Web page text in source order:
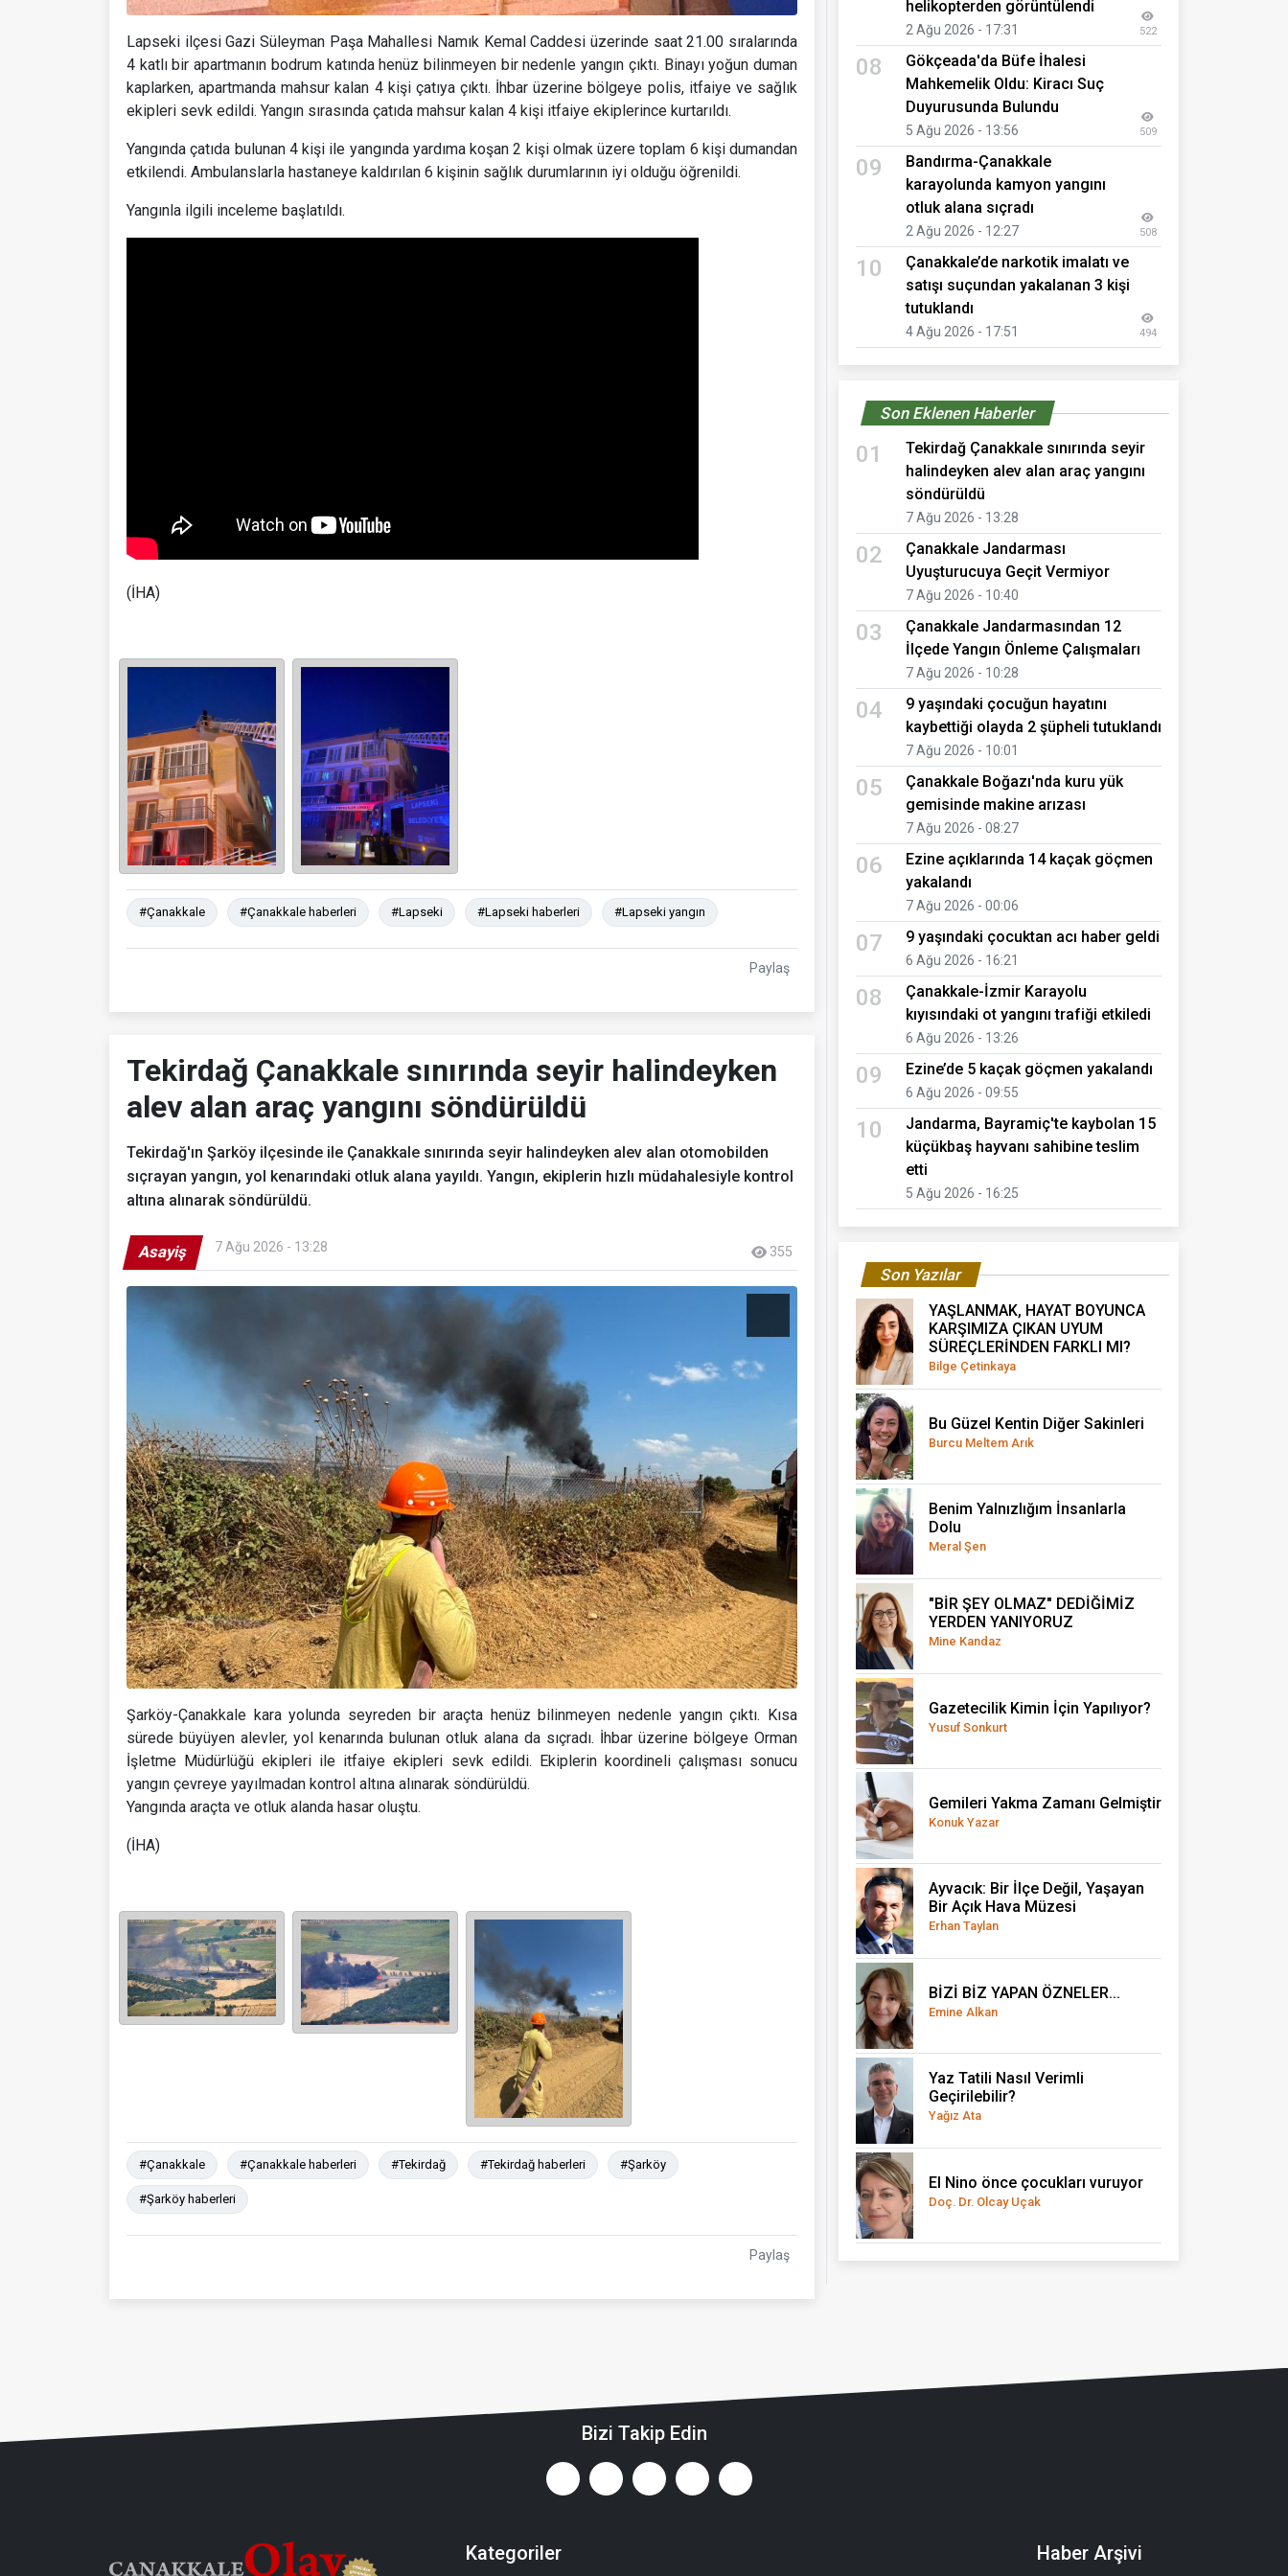
Lapseki ilçesi Gazi Süleyman Paşa Mahallesi Namık Kemal Caddesi üzerinde saat 21.00 sıralarında
4 katlı bir apartmanın bodrum katında henüz bilinmeyen bir nedenle yangın çıktı. Binayı yoğun duman
kaplarken, apartmanda mahsur kalan 4 kişi çatıya çıktı. İhbar üzerine bölgeye polis, itfaiye ve sağlık
ekipleri sevk edildi. Yangın sırasında çatıda mahsur kalan 4 kişi itfaiye ekiplerince kurtarıldı.
Yangında çatıda bulunan 4 kişi ile yangında yardıma koşan 2 kişi olmak üzere toplam 6 kişi dumandan
etkilendi. Ambulanslarla hastaneye kaldırılan 6 kişinin sağlık durumlarının iyi olduğu öğrenildi.
Yangınla ilgili inceleme başlatıldı.
(İHA)
#Çanakkale #Çanakkale haberleri #Lapseki #Lapseki haberleri #Lapseki yangın
Paylaş
Tekirdağ Çanakkale sınırında seyir halindeyken
alev alan araç yangını söndürüldü
Tekirdağ'ın Şarköy ilçesinde ile Çanakkale sınırında seyir halindeyken alev alan otomobilden
sıçrayan yangın, yol kenarındaki otluk alana yayıldı. Yangın, ekiplerin hızlı müdahalesiyle kontrol
altına alınarak söndürüldü.
Asayiş 7 Ağu 2026 - 13:28 355
Şarköy-Çanakkale kara yolunda seyreden bir araçta henüz bilinmeyen nedenle yangın çıktı. Kısa
sürede büyüyen alevler, yol kenarında bulunan otluk alana da sıçradı. İhbar üzerine bölgeye Orman
İşletme Müdürlüğü ekipleri ile itfaiye ekipleri sevk edildi. Ekiplerin koordineli çalışması sonucu
yangın çevreye yayılmadan kontrol altına alınarak söndürüldü.
Yangında araçta ve otluk alanda hasar oluştu.
(İHA)
#Çanakkale #Çanakkale haberleri #Tekirdağ #Tekirdağ haberleri #Şarköy
#Şarköy haberleri
Paylaş
helikopterden görüntülendi
2 Ağu 2026 - 17:31 522
08
Gökçeada'da Büfe İhalesi
Mahkemelik Oldu: Kiracı Suç
Duyurusunda Bulundu
5 Ağu 2026 - 13:56 509
09
Bandırma-Çanakkale
karayolunda kamyon yangını
otluk alana sıçradı
2 Ağu 2026 - 12:27 508
10
Çanakkale’de narkotik imalatı ve
satışı suçundan yakalanan 3 kişi
tutuklandı
4 Ağu 2026 - 17:51 494
Son Eklenen Haberler
01
Tekirdağ Çanakkale sınırında seyir
halindeyken alev alan araç yangını
söndürüldü
7 Ağu 2026 - 13:28
02
Çanakkale Jandarması
Uyuşturucuya Geçit Vermiyor
7 Ağu 2026 - 10:40
03
Çanakkale Jandarmasından 12
İlçede Yangın Önleme Çalışmaları
7 Ağu 2026 - 10:28
04
9 yaşındaki çocuğun hayatını
kaybettiği olayda 2 şüpheli tutuklandı
7 Ağu 2026 - 10:01
05
Çanakkale Boğazı'nda kuru yük
gemisinde makine arızası
7 Ağu 2026 - 08:27
06
Ezine açıklarında 14 kaçak göçmen
yakalandı
7 Ağu 2026 - 00:06
07 9 yaşındaki çocuktan acı haber geldi
6 Ağu 2026 - 16:21
08
Çanakkale-İzmir Karayolu
kıyısındaki ot yangını trafiği etkiledi
6 Ağu 2026 - 13:26
09 Ezine’de 5 kaçak göçmen yakalandı
6 Ağu 2026 - 09:55
10
Jandarma, Bayramiç'te kaybolan 15
küçükbaş hayvanı sahibine teslim
etti
5 Ağu 2026 - 16:25
Son Yazılar
YAŞLANMAK, HAYAT BOYUNCA
KARŞIMIZA ÇIKAN UYUM
SÜREÇLERİNDEN FARKLI MI?
Bilge Çetinkaya
Bu Güzel Kentin Diğer Sakinleri
Burcu Meltem Arık
Benim Yalnızlığım İnsanlarla
Dolu
Meral Şen
"BİR ŞEY OLMAZ" DEDİĞİMİZ
YERDEN YANIYORUZ
Mine Kandaz
Gazetecilik Kimin İçin Yapılıyor?
Yusuf Sonkurt
Gemileri Yakma Zamanı Gelmiştir
Konuk Yazar
Ayvacık: Bir İlçe Değil, Yaşayan
Bir Açık Hava Müzesi
Erhan Taylan
BİZİ BİZ YAPAN ÖZNELER...
Emine Alkan
Yaz Tatili Nasıl Verimli
Geçirilebilir?
Yağız Ata
El Nino önce çocukları vuruyor
Doç. Dr. Olcay Uçak
Bizi Takip Edin
Kategoriler Haber Arşivi